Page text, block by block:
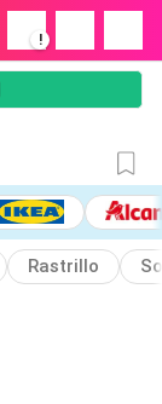
!
Rastrillo